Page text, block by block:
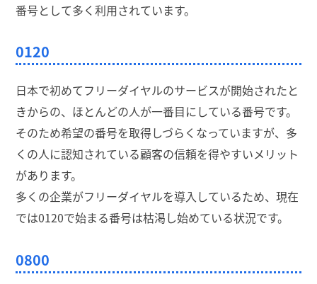
番号として多く利用されています。
0120
日本で初めてフリーダイヤルのサービスが開始されたと
きからの、ほとんどの人が一番目にしている番号です。
そのため希望の番号を取得しづらくなっていますが、多
くの人に認知されている顧客の信頼を得やすいメリット
があります。
多くの企業がフリーダイヤルを導入しているため、現在
では0120で始まる番号は枯渇し始めている状況です。
0800